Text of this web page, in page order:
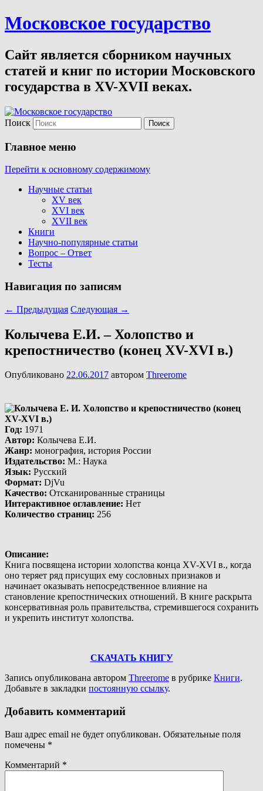
Московское государство
Сайт является сборником научных
статей и книг по истории Московского
государства в XV-XVII веках.
Поиск
Главное меню
Перейти к основному содержимому
Научные статьи
XV век
XVI век
XVII век
Книги
Научно-популярные статьи
Вопрос – Ответ
Тесты
Навигация по записям
← Предыдущая Следующая →
Колычева Е.И. – Холопство и
крепостничество (конец ХV-ХVI в.)
Опубликовано 22.06.2017 автором Threerome
Год: 1971
Автор: Колычева Е.И.
Жанр: монография, история России
Издательство: М.: Наука
Язык: Русский
Формат: DjVu
Качество: Отсканированные страницы
Интерактивное оглавление: Нет
Количество страниц: 256
Описание:
Книга посвящена истории холопства конца XV-XVI в., когда
оно теряет ряд присущих ему сословных признаков и
начинает оказывать непосредственное влияние на
становление крепостнических отношений. В книге раскрыта
консервативная роль правительства, стремившегося сохранить
и укрепить институт холопства.
СКАЧАТЬ КНИГУ
Запись опубликована автором Threerome в рубрике Книги.
Добавьте в закладки постоянную ссылку.
Добавить комментарий
Ваш адрес email не будет опубликован. Обязательные поля
помечены *
Комментарий *